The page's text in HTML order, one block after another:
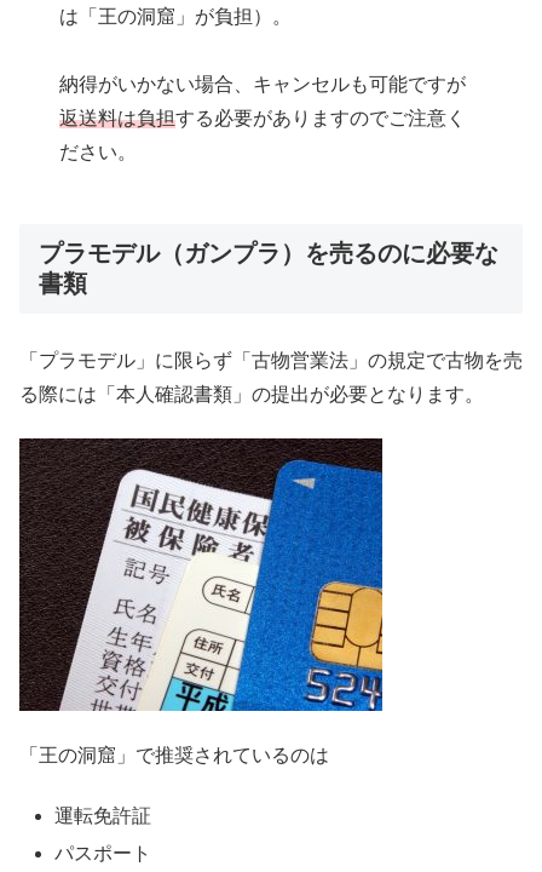
は「王の洞窟」が負担）。
納得がいかない場合、キャンセルも可能ですが
返送料は負担する必要がありますのでご注意く
ださい。
プラモデル（ガンプラ）を売るのに必要な
書類
「プラモデル」に限らず「古物営業法」の規定で古物を売
る際には「本人確認書類」の提出が必要となります。
「王の洞窟」で推奨されているのは
運転免許証
パスポート